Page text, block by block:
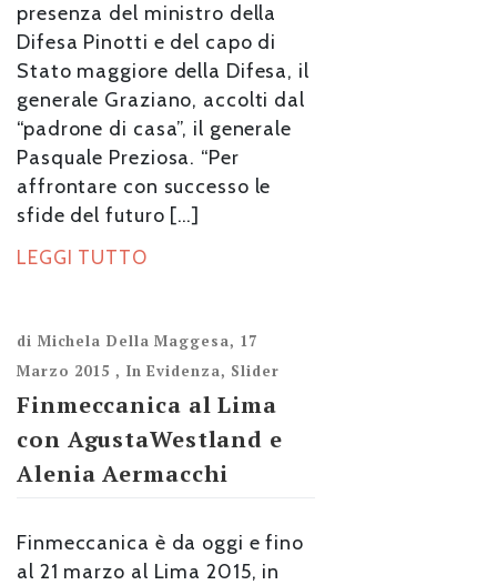
presenza del ministro della
Difesa Pinotti e del capo di
Stato maggiore della Difesa, il
generale Graziano, accolti dal
“padrone di casa”, il generale
Pasquale Preziosa. “Per
affrontare con successo le
sfide del futuro […]
LEGGI TUTTO
di Michela Della Maggesa, 17
Marzo 2015 , In Evidenza, Slider
Finmeccanica al Lima
con AgustaWestland e
Alenia Aermacchi
Finmeccanica è da oggi e fino
al 21 marzo al Lima 2015, in